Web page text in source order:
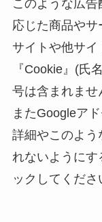
このような広
応じた商品や
サイトや他サイ
『Cookie』(氏
号は含まれませ
またGoogleア
詳細やこのよう
れないようにす
ックしてくださ